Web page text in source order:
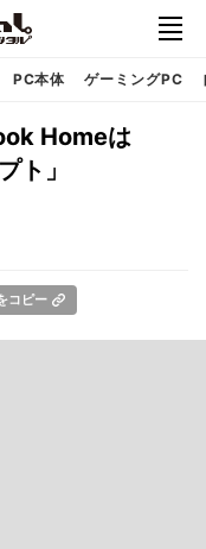
PC本体 ゲーミングPC
Homeは
ト」
コピー